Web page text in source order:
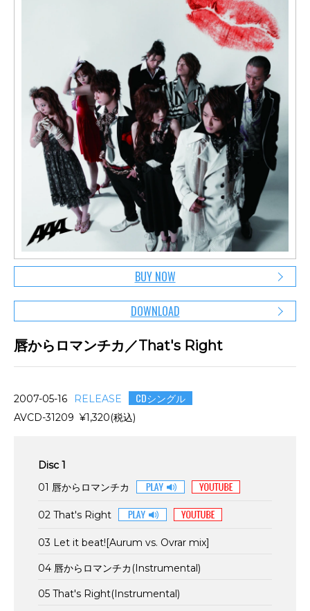
BUY NOW
DOWNLOAD
唇からロマンチカ／That's Right
2007-05-16 RELEASE CDシングル
AVCD-31209 ¥1,320(税込)
Disc 1
01 唇からロマンチカ
02 That's Right
03 Let it beat![Aurum vs. Ovrar mix]
04 唇からロマンチカ(Instrumental)
05 That's Right(Instrumental)